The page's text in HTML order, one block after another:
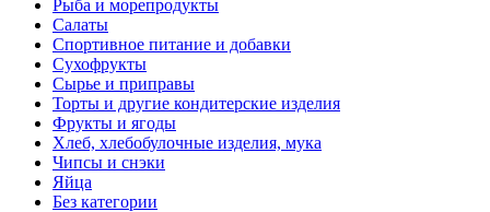
Рыба и морепродукты
Салаты
Спортивное питание и добавки
Сухофрукты
Сырье и приправы
Торты и другие кондитерские изделия
Фрукты и ягоды
Хлеб, хлебобулочные изделия, мука
Чипсы и снэки
Яйца
Без категории